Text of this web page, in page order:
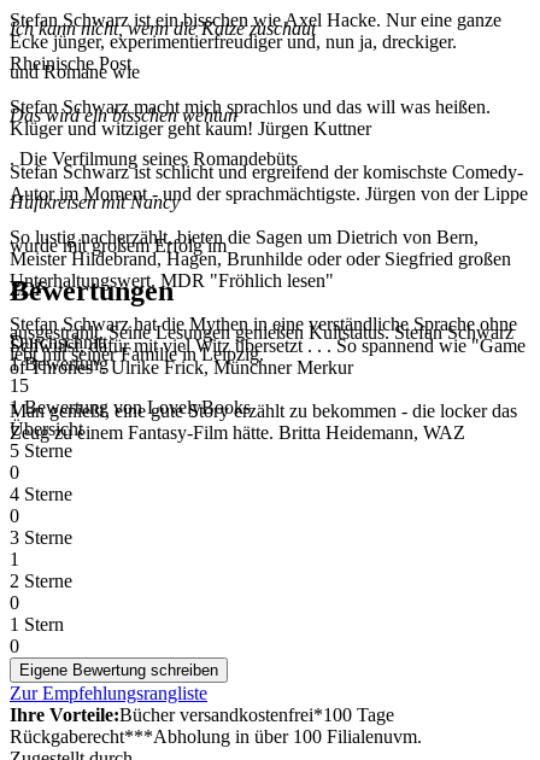
Ich kann nicht, wenn die Katze zuschaut
und Romane wie
Das wird ein bisschen wehtun
. Die Verfilmung seines Romandebüts
Hüftkreisen mit Nancy
wurde mit großem Erfolg im
ZDF
ausgestrahlt. Seine Lesungen genießen Kultstatus. Stefan Schwarz
lebt mit seiner Familie in Leipzig.
Stefan Schwarz ist ein bisschen wie Axel Hacke. Nur eine ganze
Ecke jünger, experimentierfreudiger und, nun ja, dreckiger.
Rheinische Post
Stefan Schwarz macht mich sprachlos und das will was heißen.
Klüger und witziger geht kaum! Jürgen Kuttner
Stefan Schwarz ist schlicht und ergreifend der komischste Comedy-
Autor im Moment - und der sprachmächtigste. Jürgen von der Lippe
So lustig nacherzählt, bieten die Sagen um Dietrich von Bern,
Meister Hildebrand, Hagen, Brunhilde oder oder Siegfried großen
Unterhaltungswert. MDR "Fröhlich lesen"
Stefan Schwarz hat die Mythen in eine verständliche Sprache ohne
Schwulst, dafür mit viel Witz übersetzt . . . So spannend wie "Game
of Thrones". Ulrike Frick, Münchner Merkur
Man genießt, eine gute Story erzählt zu bekommen - die locker das
Zeug zu einem Fantasy-Film hätte. Britta Heidemann, WAZ
Bewertungen
Durchschnitt
1 Bewertung
15
1 Bewertung vonLovelyBooks
Übersicht
5 Sterne
0
4 Sterne
0
3 Sterne
1
2 Sterne
0
1 Stern
0
Eigene Bewertung schreiben
Zur Empfehlungsrangliste
Ihre Vorteile:Bücher versandkostenfrei*100 Tage
Rückgaberecht***Abholung in über 100 Filialenuvm.